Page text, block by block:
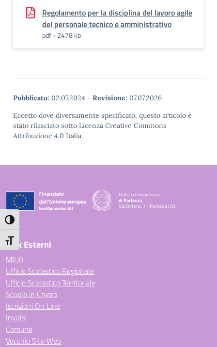
Attiva/disattiva alto contrasto
Attiva/disattiva dimensione testo
Regolamento per la disciplina del lavoro agile
del personale tecnico e amministrativo
pdf - 2478 kb
Pubblicato: 02.07.2024 - Revisione: 07.07.2026
Eccetto dove diversamente specificato, questo articolo è
stato rilasciato sotto Licenza Creative Commons
Attribuzione 4.0 Italia.
Istituto Comprensivo
di Porlezza
Via Osteno, 7 - Porlezza (CO)
Link Esterni
MIUR
Ufficio Scolastico Regionale
Ufficio Scolastico Territoriale
Scuola in Chiaro
Iscrizioni On Line
Invalsi
Comune
Vecchio Sito Web